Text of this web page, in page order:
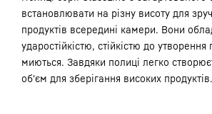
встановлювати на різну висоту для
продуктів всередині камери. Вони
ударостійкістю, стійкістю до утворення
миються. Завдяки полиці легко
об'єм для зберігання високих продуктів.